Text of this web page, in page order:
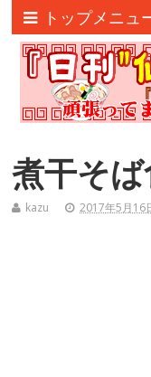
トップメニュ
煮干そ
kazu 2017年5月16